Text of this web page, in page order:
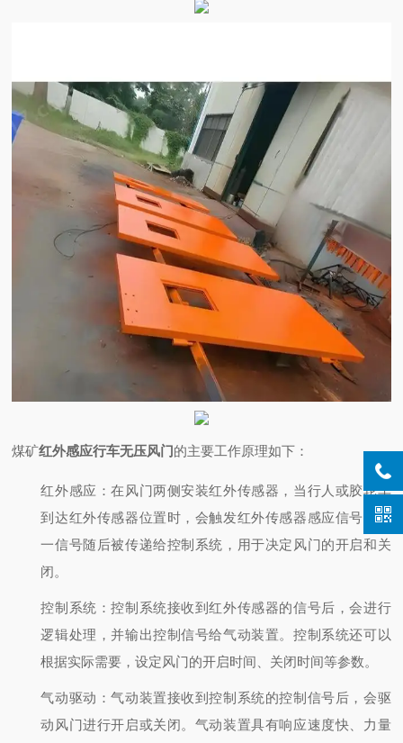
煤矿红外感应行车无压风门的主要工作原理如下：
红外感应：在风门两侧安装红外传感器，当行人或胶轮车
到达红外传感器位置时，会触发红外传感器感应信号。这
一信号随后被传递给控制系统，用于决定风门的开启和关
闭。
控制系统：控制系统接收到红外传感器的信号后，会进行
逻辑处理，并输出控制信号给气动装置。控制系统还可以
根据实际需要，设定风门的开启时间、关闭时间等参数。
气动驱动：气动装置接收到控制系统的控制信号后，会驱
动风门进行开启或关闭。气动装置具有响应速度快、力量